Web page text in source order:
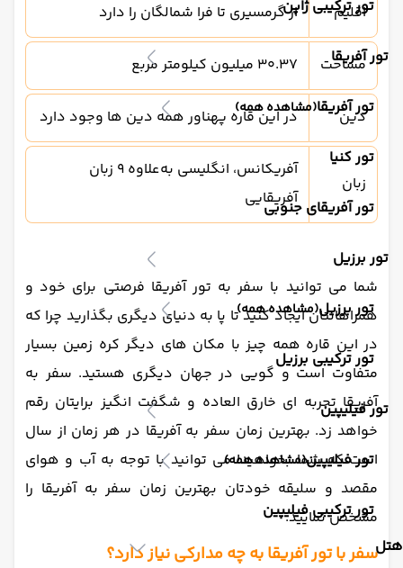
تور ترکیبی ژاپن
تور آفریقا
تور آفریقا(مشاهده همه)
تور کنیا
تور آفریقای جنوبی
تور برزیل
تور برزیل(مشاهده همه)
تور ترکیبی برزیل
تور فیلیپین
تور فیلیپین(مشاهده همه)
تور ترکیبی فیلیپین
هتل
اقلیم از گرمسیری تا فرا شمالگان را دارد
مساحت 30.37 میلیون کیلومتر مربع
دین در این قاره پهناور همه دین ها وجود دارد
زبان
آفریکانس، انگلیسی به‌علاوه‌ ۹ زبان
آفریقایی
شما می توانید با سفر به تور آفریقا فرصتی برای خود و
همراهانتان ایجاد کنید تا پا به دنیای دیگری بگذارید چرا که
در این قاره همه چیز با مکان های دیگر کره زمین بسیار
متفاوت است و گویی در جهان دیگری هستید. سفر به
آفریقا تجربه ای خارق العاده و شگفت انگیز برایتان رقم
خواهد زد. بهترین زمان سفر به آفریقا در هر زمان از سال
است که شما بخواهید! می توانید با توجه به آب و هوای
مقصد و سلیقه خودتان بهترین زمان سفر به آفریقا را
مشخص نمایید.
سفر با تور آفریقا به چه مدارکی نیاز دارد؟